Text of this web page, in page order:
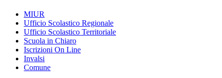
MIUR
Ufficio Scolastico Regionale
Ufficio Scolastico Territoriale
Scuola in Chiaro
Iscrizioni On Line
Invalsi
Comune